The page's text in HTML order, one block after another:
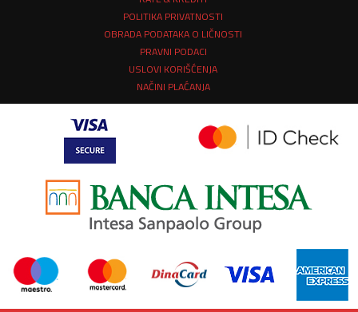
POLITIKA PRIVATNOSTI
OBRADA PODATAKA O LIČNOSTI
PRAVNI PODACI
USLOVI KORIŠĆENJA
NAČINI PLAĆANJA